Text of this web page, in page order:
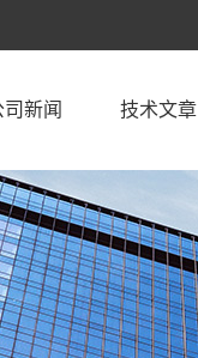
司新闻 技术文章